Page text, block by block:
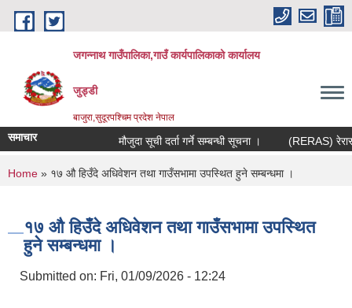
Skip to main content
जगन्नाथ गाउँपालिका,गाउँ कार्यपालिकाको कार्यालय
जुड्डी
बाजुरा,सुदूरपश्चिम प्रदेश नेपाल
समाचार मौजुदा सूची दर्ता गर्ने सम्बन्धी सूचना । (RERAS) रेरास
You are here
Home » १७ ‍औ हिउँदे अधिवेशन तथा गाउँसभामा उपस्थित हुने सम्बन्धमा ।
१७ ‍औ हिउँदे अधिवेशन तथा गाउँसभामा उपस्थित
हुने सम्बन्धमा ।
Submitted on: Fri, 01/09/2026 - 12:24